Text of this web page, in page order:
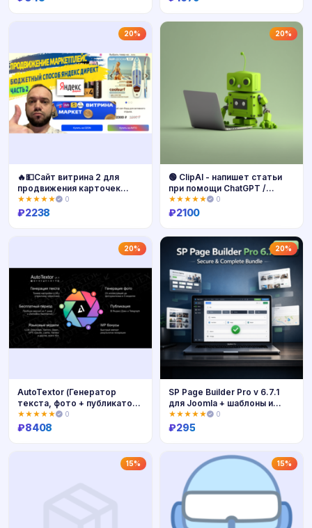
20%
🔥💵Сайт витрина 2 для
продвижения карточек
товара Ozon
★★★★★ 0
₽2238
20%
Купить
🟢 ClipAI - напишет статьи
при помощи ChatGPT /
Gemini
★★★★★ 0
₽2100
20%
AutoTextor (Генератор
текста, фото + публикатор
анлим)
★★★★★ 0
₽8408
20%
Купить
SP Page Builder Pro v 6.7.1
для Joomla + шаблоны и
русификация — полный
набор
★★★★★ 0
₽295
15% 15%